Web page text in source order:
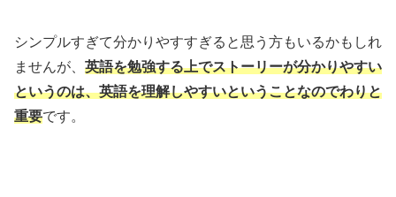
シンプルすぎて分かりやすすぎると思う方もいるかもしれ
ませんが、 英語を勉強する上でストーリーが分かりやすい
というのは、英語を理解しやすいということなのでわりと
重要です。